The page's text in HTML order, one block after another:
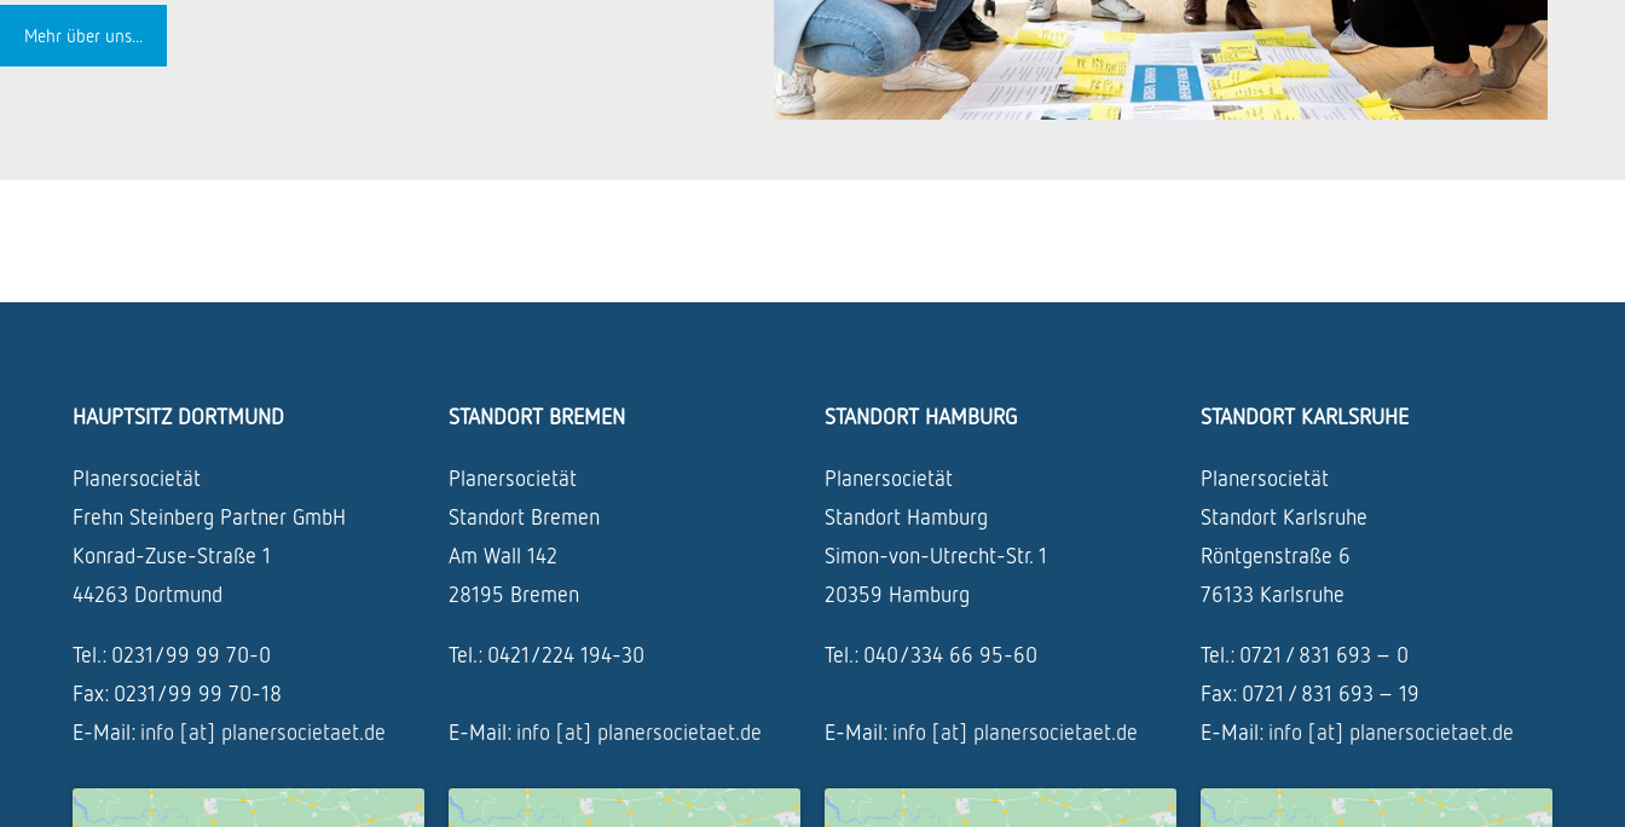
Mehr über uns...
HAUPTSITZ DORTMUND
Planersocietät
Frehn Steinberg Partner GmbH
Konrad-Zuse-Straße 1
44263 Dortmund
Tel.: 0231/99 99 70-0
Fax: 0231/99 99 70-18
E-Mail: info [at] planersocietaet.de
STANDORT BREMEN
Planersocietät
Standort Bremen
Am Wall 142
28195 Bremen
Tel.: 0421/224 194-30
E-Mail: info [at] planersocietaet.de
STANDORT HAMBURG
Planersocietät
Standort Hamburg
Simon-von-Utrecht-Str. 1
20359 Hamburg
Tel.: 040/334 66 95-60
E-Mail: info [at] planersocietaet.de
STANDORT KARLSRUHE
Planersocietät
Standort Karlsruhe
Röntgenstraße 6
76133 Karlsruhe
Tel.: 0721 / 831 693 – 0
Fax: 0721 / 831 693 – 19
E-Mail: info [at] planersocietaet.de